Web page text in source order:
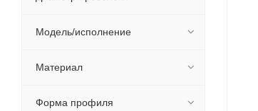
Модель/исполнение
Материал
Форма профиля